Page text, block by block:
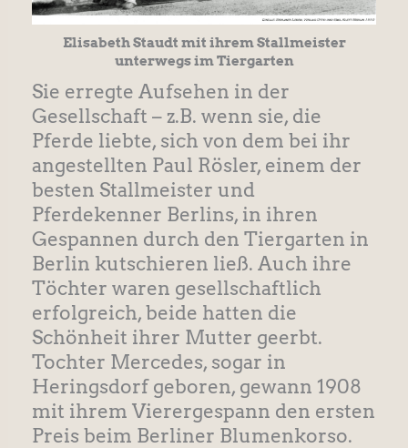
Elisabeth Staudt mit ihrem Stallmeister
unterwegs im Tiergarten
Sie erregte Aufsehen in der
Gesellschaft – z.B. wenn sie, die
Pferde liebte, sich von dem bei ihr
angestellten Paul Rösler, einem der
besten Stallmeister und
Pferdekenner Berlins, in ihren
Gespannen durch den Tiergarten in
Berlin kutschieren ließ. Auch ihre
Töchter waren gesellschaftlich
erfolgreich, beide hatten die
Schönheit ihrer Mutter geerbt.
Tochter Mercedes, sogar in
Heringsdorf geboren, gewann 1908
mit ihrem Vierergespann den ersten
Preis beim Berliner Blumenkorso.